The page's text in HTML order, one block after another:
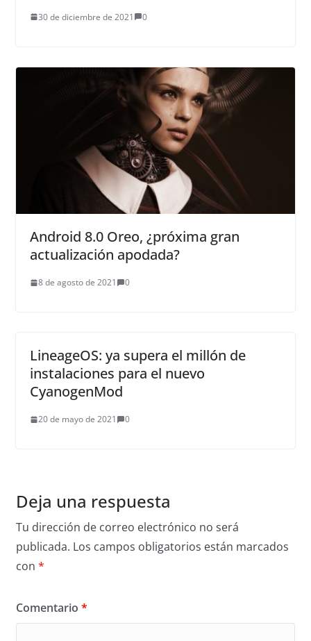
30 de diciembre de 2021 0
Android 8.0 Oreo, ¿próxima gran
actualización apodada?
8 de agosto de 2021 0
LineageOS: ya supera el millón de
instalaciones para el nuevo
CyanogenMod
20 de mayo de 2021 0
Deja una respuesta
Tu dirección de correo electrónico no será
publicada. Los campos obligatorios están marcados
con *
Comentario *